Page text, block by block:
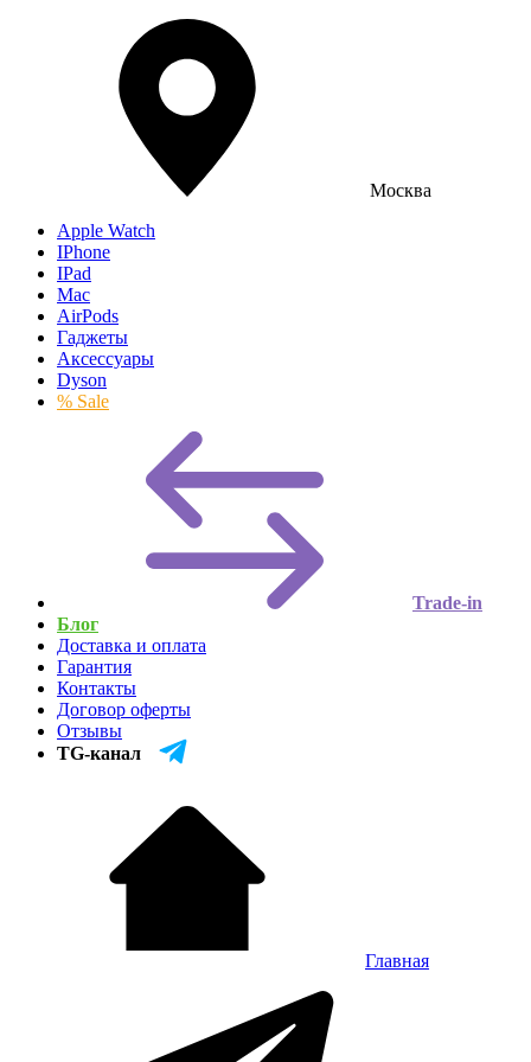
Москва
Apple Watch
IPhone
IPad
Mac
AirPods
Гаджеты
Аксессуары
Dyson
% Sale
Trade-in
Блог
Доставка и оплата
Гарантия
Контакты
Договор оферты
Отзывы
TG-канал
Главная